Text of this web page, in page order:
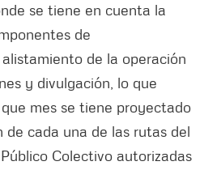
se tiene en cuenta la
de
de la operación
y divulgación, lo que
mes se tiene proyectado
de cada una de las rutas del
Colectivo autorizadas